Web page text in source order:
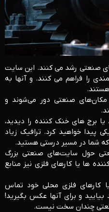
صنعتی رشد می کنند. این سایت
را فراهم می کنند. و آنها به
هستند.
مکان‌های صنعتی دور می‌شوند و
برج های خنک کننده را دیدید،
پیدا خواهید کرد. ترافیک زیاد
شما در مسیر درستی هستید.
حول سایت‌های صنعتی بزرگ
ها یا کارهای فلزی نیز منابع
کارهای فلزی محلی خود تماس
بیایید و برای آنها عکس بگیرید!
چندان سخت نیست.